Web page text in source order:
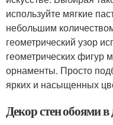
используйте мягкие
небольшим
геометрический узор
геометрических фигур
орнаменты. Просто
ярких и насыщенных
Декор стен обоями в